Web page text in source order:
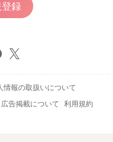
登録
情報の取扱いについて
広告掲載について
利用規約